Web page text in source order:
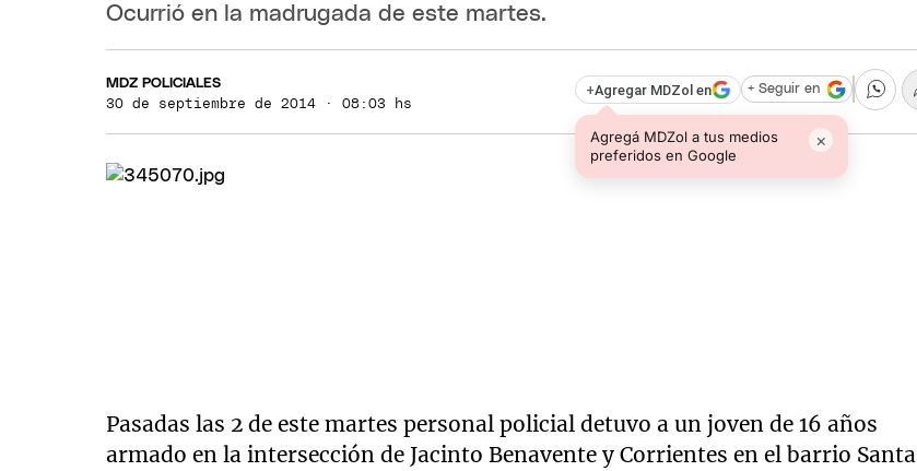
Ocurrió en la madrugada de este martes.
MDZ POLICIALES
30 de septiembre de 2014 · 08:03 hs
+Agregar MDZol en
Agregá MDZol a tus medios
preferidos en Google
×
+ Seguir en
Pasadas las 2 de este martes personal policial detuvo a un joven de 16 años
armado en la intersección de Jacinto Benavente y Corrientes en el barrio Santa